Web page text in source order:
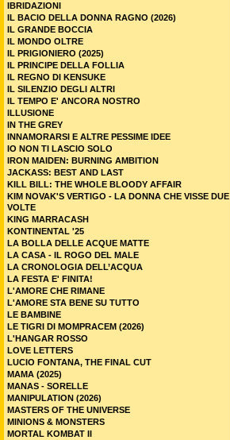
IBRIDAZIONI
IL BACIO DELLA DONNA RAGNO (2026)
IL GRANDE BOCCIA
IL MONDO OLTRE
IL PRIGIONIERO (2025)
IL PRINCIPE DELLA FOLLIA
IL REGNO DI KENSUKE
IL SILENZIO DEGLI ALTRI
IL TEMPO E' ANCORA NOSTRO
ILLUSIONE
IN THE GREY
INNAMORARSI E ALTRE PESSIME IDEE
IO NON TI LASCIO SOLO
IRON MAIDEN: BURNING AMBITION
JACKASS: BEST AND LAST
KILL BILL: THE WHOLE BLOODY AFFAIR
KIM NOVAK'S VERTIGO - LA DONNA CHE VISSE DUE
VOLTE
KING MARRACASH
KONTINENTAL '25
LA BOLLA DELLE ACQUE MATTE
LA CASA - IL ROGO DEL MALE
LA CRONOLOGIA DELL’ACQUA
LA FESTA E' FINITA!
L'AMORE CHE RIMANE
L'AMORE STA BENE SU TUTTO
LE BAMBINE
LE TIGRI DI MOMPRACEM (2026)
L'HANGAR ROSSO
LOVE LETTERS
LUCIO FONTANA, THE FINAL CUT
MAMA (2025)
MANAS - SORELLE
MANIPULATION (2026)
MASTERS OF THE UNIVERSE
MINIONS & MONSTERS
MORTAL KOMBAT II